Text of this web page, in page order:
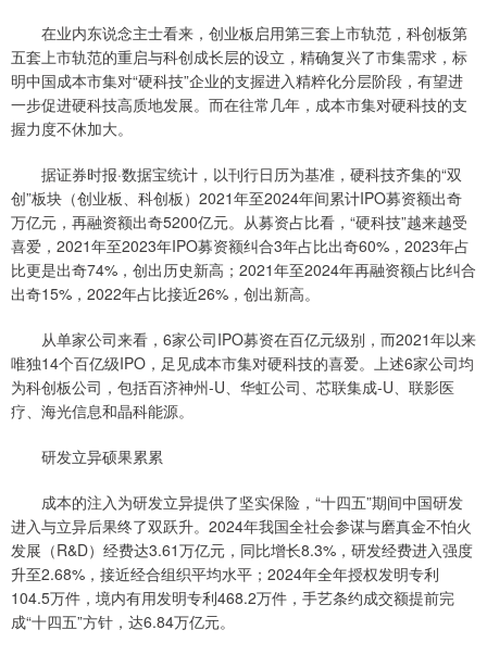
在业内东说念主士看来，创业板启用第三套上市轨范，科创板第
五套上市轨范的重启与科创成长层的设立，精确复兴了市集需求，标
明中国成本市集对“硬科技”企业的支握进入精粹化分层阶段，有望进
一步促进硬科技高质地发展。而在往常几年，成本市集对硬科技的支
握力度不休加大。
据证券时报·数据宝统计，以刊行日历为基准，硬科技齐集的“双
创”板块（创业板、科创板）2021年至2024年间累计IPO募资额出奇
万亿元，再融资额出奇5200亿元。从募资占比看，“硬科技”越来越受
喜爱，2021年至2023年IPO募资额纠合3年占比出奇60%，2023年占
比更是出奇74%，创出历史新高；2021年至2024年再融资额占比纠合
出奇15%，2022年占比接近26%，创出新高。
从单家公司来看，6家公司IPO募资在百亿元级别，而2021年以来
唯独14个百亿级IPO，足见成本市集对硬科技的喜爱。上述6家公司均
为科创板公司，包括百济神州-U、华虹公司、芯联集成-U、联影医
疗、海光信息和晶科能源。
研发立异硕果累累
成本的注入为研发立异提供了坚实保险，“十四五”期间中国研发
进入与立异后果终了双跃升。2024年我国全社会参谋与磨真金不怕火
发展（R&D）经费达3.61万亿元，同比增长8.3%，研发经费进入强度
升至2.68%，接近经合组织平均水平；2024年全年授权发明专利
104.5万件，境内有用发明专利468.2万件，手艺条约成交额提前完
成“十四五”方针，达6.84万亿元。